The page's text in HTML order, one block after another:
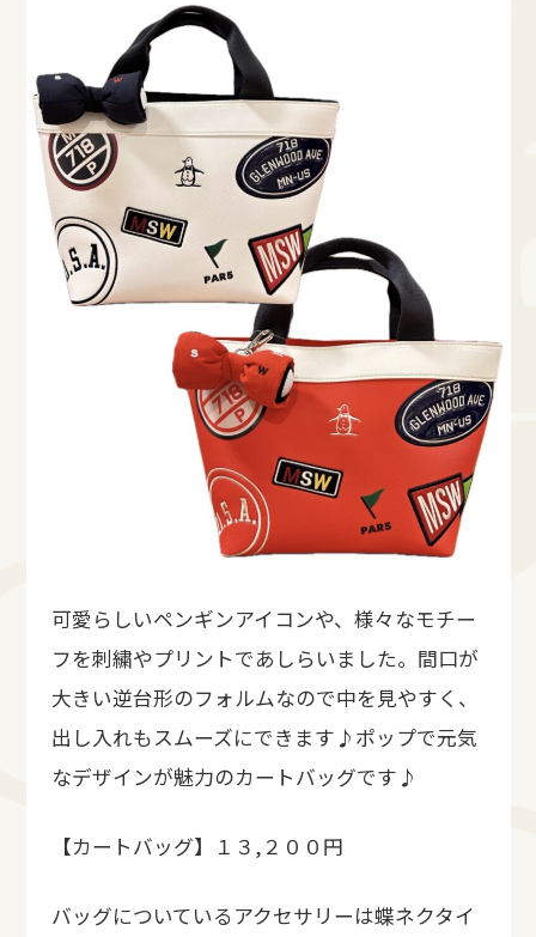
可愛らしいペンギンアイコンや、様々なモチー
フを刺繍やプリントであしらいました。間口が
大きい逆台形のフォルムなので中を見やすく、
出し入れもスムーズにできます♪ポップで元気
なデザインが魅力のカートバッグです♪
【カートバッグ】１３,２００円
バッグについているアクセサリーは蝶ネクタイ